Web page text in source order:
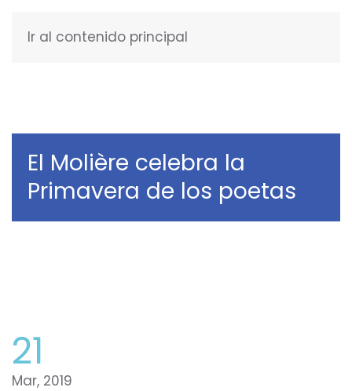
Ir al contenido principal
El Molière celebra la
Primavera de los poetas
21
Mar, 2019